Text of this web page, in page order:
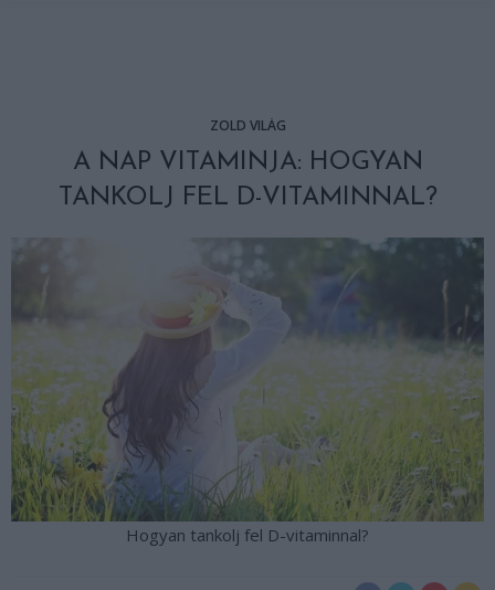
ZÖLD VILÁG
A NAP VITAMINJA: HOGYAN
TANKOLJ FEL D-VITAMINNAL?
Hogyan tankolj fel D-vitaminnal?